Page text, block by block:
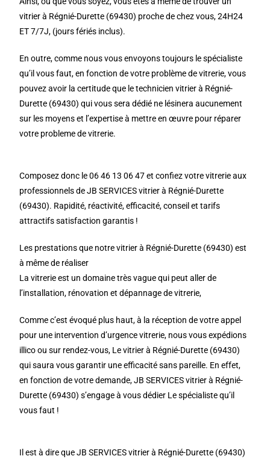
vitrier à Régnié-Durette (69430) proche de chez vous, 24H24
ET 7/7J, (jours fériés inclus).
En outre, comme nous vous envoyons toujours le spécialiste
qu’il vous faut, en fonction de votre problème de vitrerie, vous
pouvez avoir la certitude que le technicien vitrier à Régnié-
Durette (69430) qui vous sera dédié ne lésinera aucunement
sur les moyens et l’expertise à mettre en œuvre pour réparer
votre probleme de vitrerie.
Composez donc le 06 46 13 06 47 et confiez votre vitrerie aux
professionnels de JB SERVICES vitrier à Régnié-Durette
(69430). Rapidité, réactivité, efficacité, conseil et tarifs
attractifs satisfaction garantis !
Les prestations que notre vitrier à Régnié-Durette (69430) est
à même de réaliser
La vitrerie est un domaine très vague qui peut aller de
l’installation, rénovation et dépannage de vitrerie,
Comme c’est évoqué plus haut, à la réception de votre appel
pour une intervention d’urgence vitrerie, nous vous expédions
illico ou sur rendez-vous, Le vitrier à Régnié-Durette (69430)
qui saura vous garantir une efficacité sans pareille. En effet,
en fonction de votre demande, JB SERVICES vitrier à Régnié-
Durette (69430) s’engage à vous dédier Le spécialiste qu’il
vous faut !
Il est à dire que JB SERVICES vitrier à Régnié-Durette (69430)